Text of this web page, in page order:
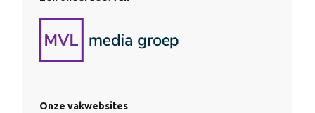
Onze vakwebsites